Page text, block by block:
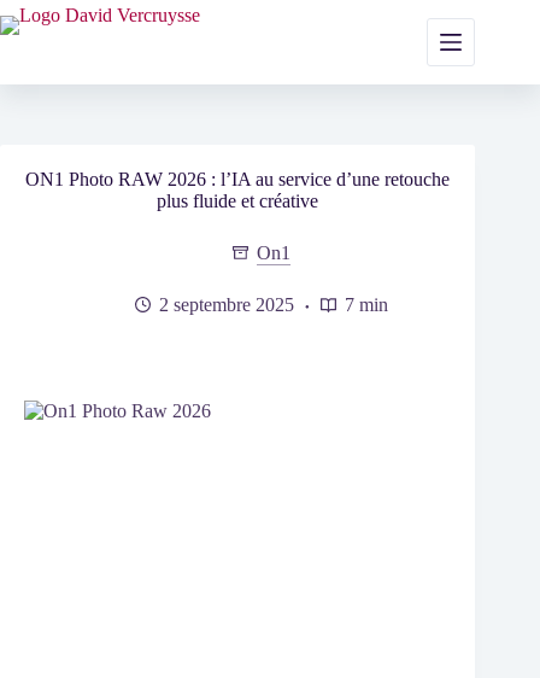
Passer
au
ON1 Photo RAW 2026 : l’IA au service d’une retouche
plus fluide et créative
On1
2 septembre 2025 7 min